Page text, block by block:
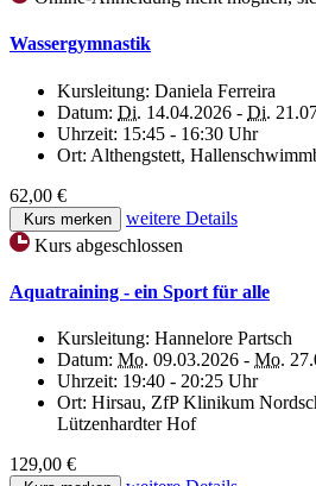
Wassergymnastik
Kursleitung: Daniela Ferreira
Datum: Di. 14.04.2026 - Di.
Uhrzeit: 15:45 - 16:30 Uhr
Ort: Althengstett,
62,00 €
Kurs merken
weitere Details
Kurs abgeschlossen
Aquatraining - ein Sport für alle
Kursleitung: Hannelore Partsch
Datum: Mo. 09.03.2026 - Mo.
Uhrzeit: 19:40 - 20:25 Uhr
Ort: Hirsau, ZfP Klinikum
Lützenhardter Hof
129,00 €